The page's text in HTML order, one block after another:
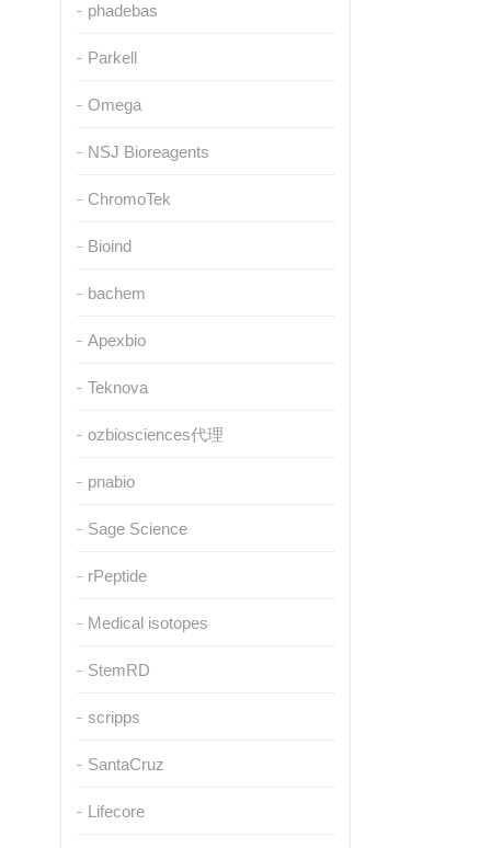
phadebas
Parkell
Omega
NSJ Bioreagents
ChromoTek
Bioind
bachem
Apexbio
Teknova
ozbiosciences代理
pnabio
Sage Science
rPeptide
Medical isotopes
StemRD
scripps
SantaCruz
Lifecore